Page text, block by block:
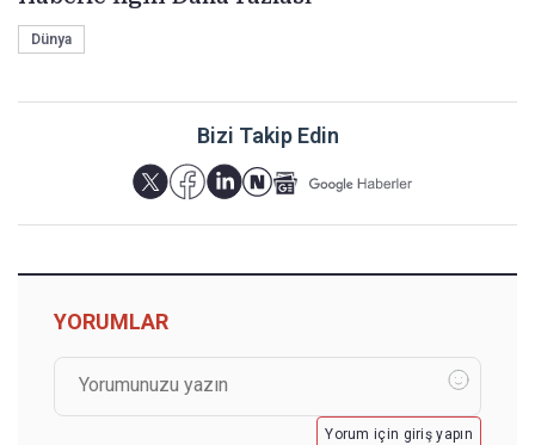
Dünya
Bizi Takip Edin
YORUMLAR
Yorum için giriş yapın